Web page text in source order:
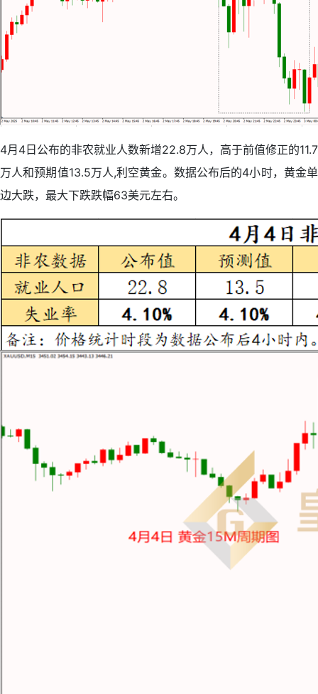
4月4日公布的非农就业人数新增22.8万人，高于前值修正的11.7
万人和预期值13.5万人,利空黄金。数据公布后的4小时，黄金单
边大跌，最大下跌跌幅63美元左右。